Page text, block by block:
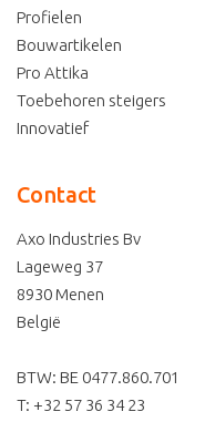
Profielen
Bouwartikelen
Pro Attika
Toebehoren steigers
Innovatief
Contact
Axo Industries Bv
Lageweg 37
8930 Menen
België
BTW: BE 0477.860.701
T: +32 57 36 34 23